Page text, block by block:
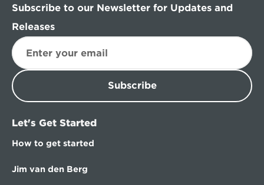
Subscribe to our Newsletter for Updates and
Releases
Subscribe
Let's Get Started
How to get started
Jim van den Berg